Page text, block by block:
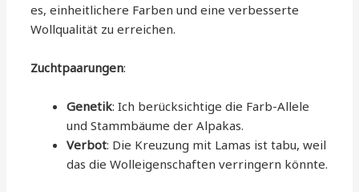
es, einheitlichere Farben und eine verbesserte
Wollqualität zu erreichen.
Zuchtpaarungen:
Genetik: Ich berücksichtige die Farb-Allele
und Stammbäume der Alpakas.
Verbot: Die Kreuzung mit Lamas ist tabu, weil
das die Wolleigenschaften verringern könnte.